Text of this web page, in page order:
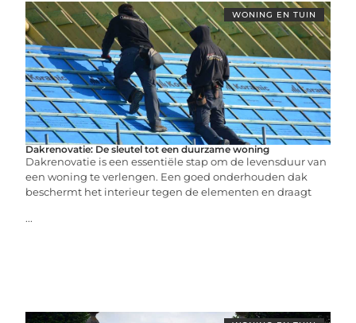
WONING EN TUIN
Dakrenovatie: De sleutel tot een duurzame woning
Dakrenovatie is een essentiële stap om de levensduur van
een woning te verlengen. Een goed onderhouden dak
beschermt het interieur tegen de elementen en draagt
...